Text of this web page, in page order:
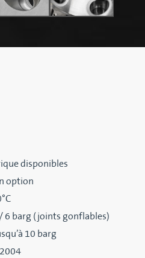
disponibles
option
6 barg (joints gonflables)
10 barg